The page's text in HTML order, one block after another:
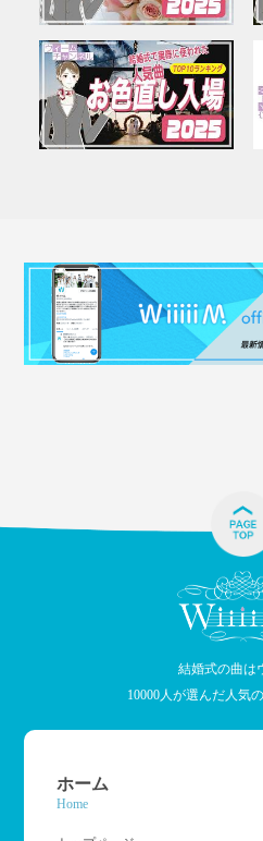
結婚式の曲は
10000人が選んだ人気
ホーム
Home